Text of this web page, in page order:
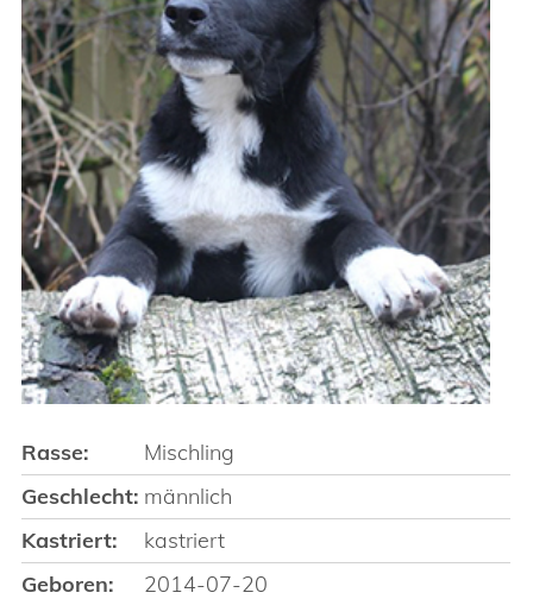
Rasse:
Mischling
Geschlecht: männlich
Kastriert:
kastriert
Geboren:
2014-07-20